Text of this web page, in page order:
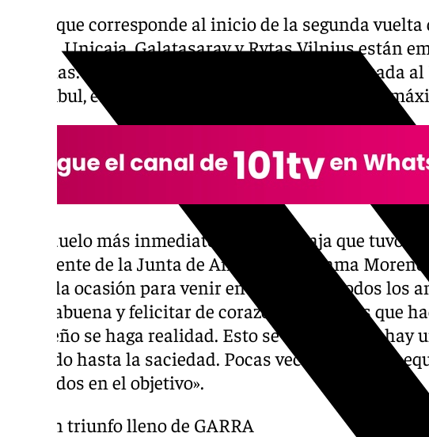
El choque corresponde al inicio de la segunda vuelta
donde Unicaja, Galatasaray y Rytas Vilnius están
victorias. El Galatasaray venció la semana pasada
Estambul, eso hizo que se ajustaran las cosas al
Es el duelo más inmediato de un Unicaja que tuvo
presidente de la Junta de Andalucía Juanma
pasar la ocasión para venir en nombre de todos los
enhorabuena y felicitar de corazón a todos los que
un sueño se haga realidad. Esto se hace porque hay
repetido hasta la saciedad. Pocas veces vemos un
alineados en el objetivo».
Un triunfo lleno de GARRA